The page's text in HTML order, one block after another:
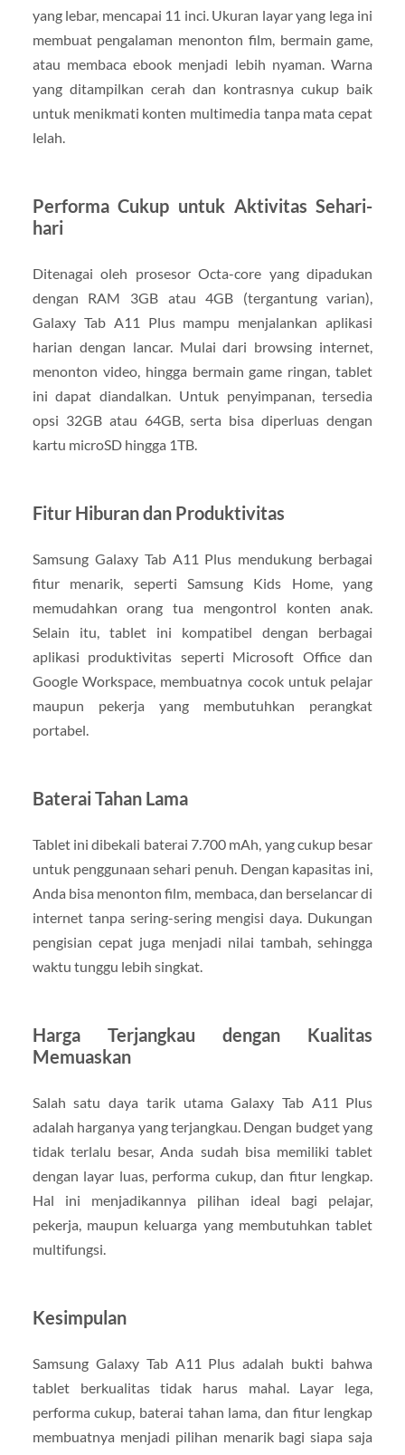
yang lebar, mencapai 11 inci. Ukuran layar yang lega ini
membuat pengalaman menonton film, bermain game,
atau membaca ebook menjadi lebih nyaman. Warna
yang ditampilkan cerah dan kontrasnya cukup baik
untuk menikmati konten multimedia tanpa mata cepat
lelah.
Performa Cukup untuk Aktivitas Sehari-
hari
Ditenagai oleh prosesor Octa-core yang dipadukan
dengan RAM 3GB atau 4GB (tergantung varian),
Galaxy Tab A11 Plus mampu menjalankan aplikasi
harian dengan lancar. Mulai dari browsing internet,
menonton video, hingga bermain game ringan, tablet
ini dapat diandalkan. Untuk penyimpanan, tersedia
opsi 32GB atau 64GB, serta bisa diperluas dengan
kartu microSD hingga 1TB.
Fitur Hiburan dan Produktivitas
Samsung Galaxy Tab A11 Plus mendukung berbagai
fitur menarik, seperti Samsung Kids Home, yang
memudahkan orang tua mengontrol konten anak.
Selain itu, tablet ini kompatibel dengan berbagai
aplikasi produktivitas seperti Microsoft Office dan
Google Workspace, membuatnya cocok untuk pelajar
maupun pekerja yang membutuhkan perangkat
portabel.
Baterai Tahan Lama
Tablet ini dibekali baterai 7.700 mAh, yang cukup besar
untuk penggunaan sehari penuh. Dengan kapasitas ini,
Anda bisa menonton film, membaca, dan berselancar di
internet tanpa sering-sering mengisi daya. Dukungan
pengisian cepat juga menjadi nilai tambah, sehingga
waktu tunggu lebih singkat.
Harga Terjangkau dengan Kualitas
Memuaskan
Salah satu daya tarik utama Galaxy Tab A11 Plus
adalah harganya yang terjangkau. Dengan budget yang
tidak terlalu besar, Anda sudah bisa memiliki tablet
dengan layar luas, performa cukup, dan fitur lengkap.
Hal ini menjadikannya pilihan ideal bagi pelajar,
pekerja, maupun keluarga yang membutuhkan tablet
multifungsi.
Kesimpulan
Samsung Galaxy Tab A11 Plus adalah bukti bahwa
tablet berkualitas tidak harus mahal. Layar lega,
performa cukup, baterai tahan lama, dan fitur lengkap
membuatnya menjadi pilihan menarik bagi siapa saja